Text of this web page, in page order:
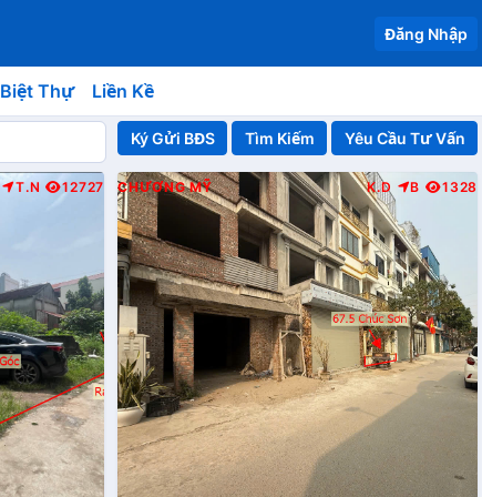
Đăng Nhập
Biệt Thự Liền Kề
Ký Gửi BĐS Yêu Cầu Tư Vấn
T.N 12727 CHƯƠNG MỸ K.D B 1328